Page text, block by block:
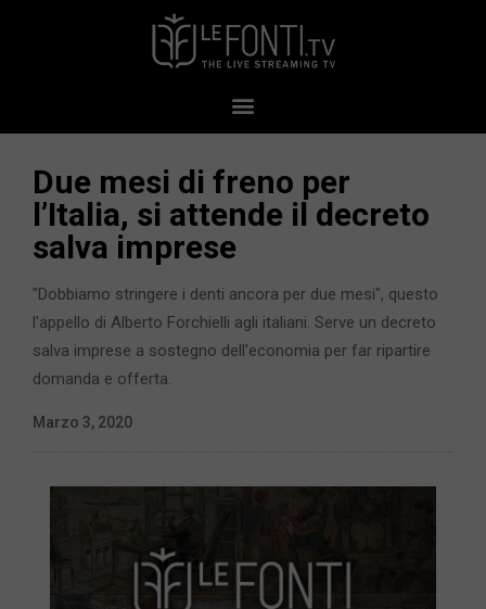
Due mesi di freno per
l’Italia, si attende il decreto
salva imprese
"Dobbiamo stringere i denti ancora per due mesi", questo
l'appello di Alberto Forchielli agli italiani. Serve un decreto
salva imprese a sostegno dell'economia per far ripartire
domanda e offerta.
Marzo 3, 2020